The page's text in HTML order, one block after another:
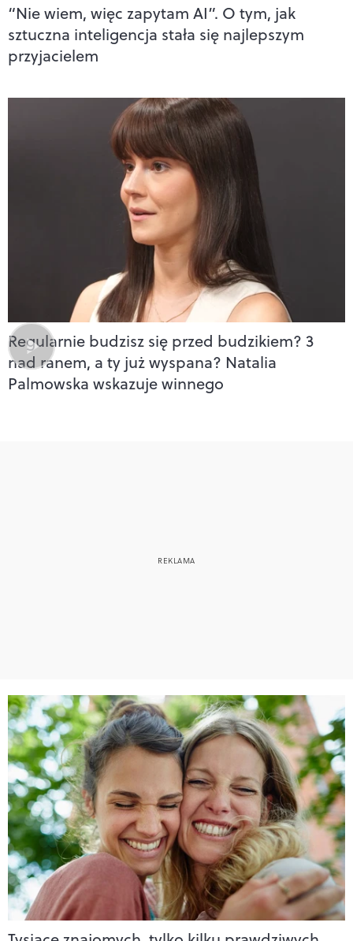
“Nie wiem, więc zapytam AI”. O tym, jak
sztuczna inteligencja stała się najlepszym
przyjacielem
Regularnie budzisz się przed budzikiem? 3
nad ranem, a ty już wyspana? Natalia
Palmowska wskazuje winnego